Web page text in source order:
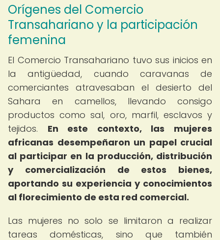
Orígenes del Comercio
Transahariano y la participación
femenina
El Comercio Transahariano tuvo sus inicios en
la antigüedad, cuando caravanas de
comerciantes atravesaban el desierto del
Sahara en camellos, llevando consigo
productos como sal, oro, marfil, esclavos y
tejidos. En este contexto, las mujeres
africanas desempeñaron un papel crucial
al participar en la producción, distribución
y comercialización de estos bienes,
aportando su experiencia y conocimientos
al florecimiento de esta red comercial.
Las mujeres no solo se limitaron a realizar
tareas domésticas, sino que también